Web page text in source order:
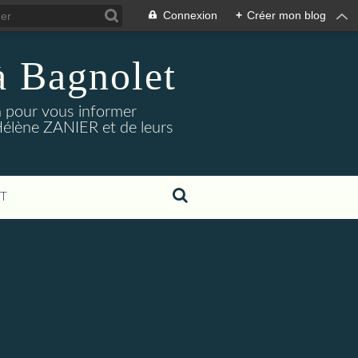
Connexion + Créer mon blog
Bagnolet
pour vous informer
ZANIER et de leurs